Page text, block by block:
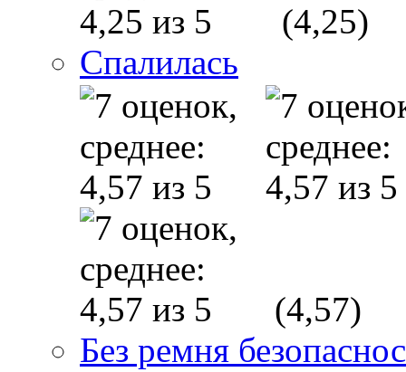
(4,25)
Спалилась
(4,57)
Без ремня